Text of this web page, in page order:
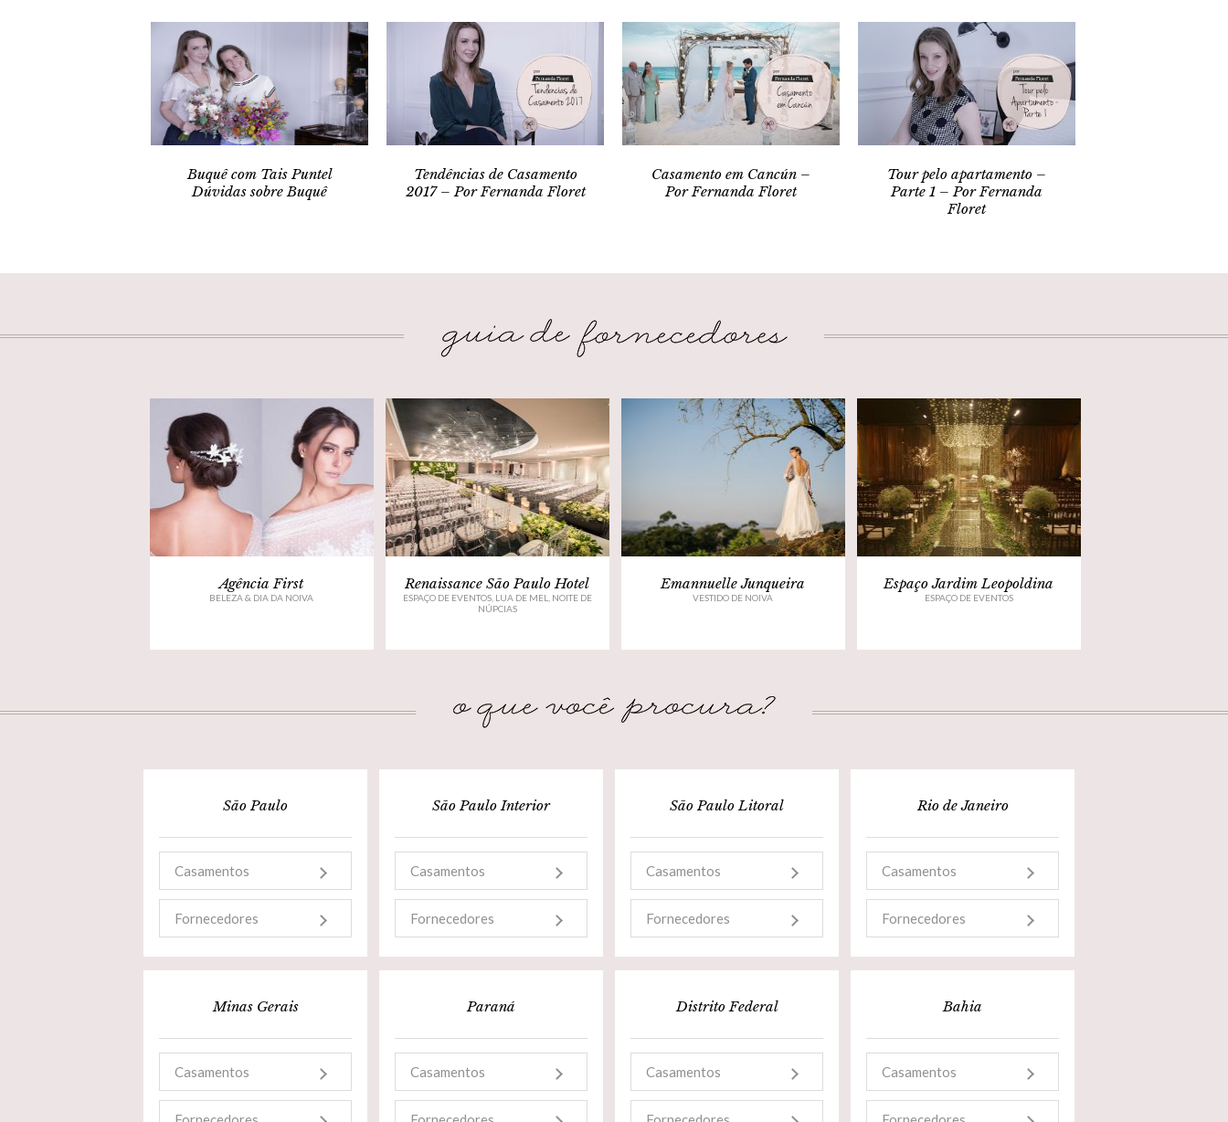
Buquê com Tais Puntel
Dúvidas sobre Buquê
Tendências de Casamento
2017 – Por Fernanda Floret
Casamento em Cancún –
Por Fernanda Floret
Tour pelo apartamento –
Parte 1 – Por Fernanda
Floret
Agência First
BELEZA & DIA DA NOIVA
Renaissance São Paulo Hotel
ESPAÇO DE EVENTOS, LUA DE MEL, NOITE DE
NÚPCIAS
Emannuelle Junqueira
VESTIDO DE NOIVA
Espaço Jardim Leopoldina
ESPAÇO DE EVENTOS
São Paulo
Casamentos
Fornecedores
São Paulo Interior
Casamentos
Fornecedores
São Paulo Litoral
Casamentos
Fornecedores
Rio de Janeiro
Casamentos
Fornecedores
Minas Gerais
Casamentos
Paraná
Casamentos
Distrito Federal
Casamentos
Bahia
Casamentos